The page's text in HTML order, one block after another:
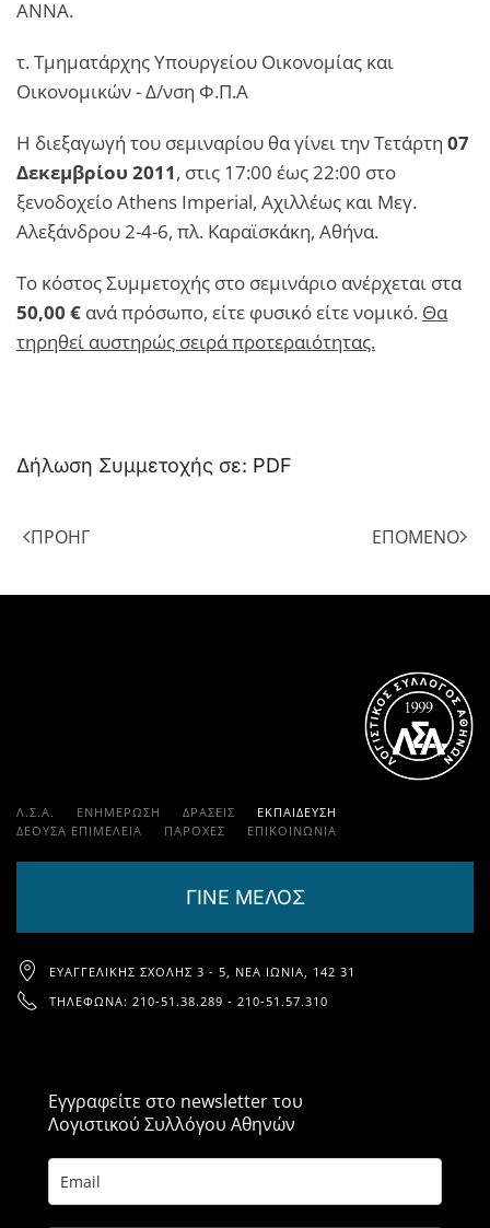
ΑΝΝΑ.
τ. Τμηματάρχης Υπουργείου Οικονομίας και
Οικονομικών - Δ/νση Φ.Π.Α
Η διεξαγωγή του σεμιναρίου θα γίνει την Τετάρτη 07
Δεκεμβρίου 2011, στις 17:00 έως 22:00 στο
ξενοδοχείο Athens Imperial, Αχιλλέως και Μεγ.
Αλεξάνδρου 2-4-6, πλ. Καραϊσκάκη, Αθήνα.
Το κόστος Συμμετοχής στο σεμινάριο ανέρχεται στα
50,00 € ανά πρόσωπο, είτε φυσικό είτε νομικό. Θα
τηρηθεί αυστηρώς σειρά προτεραιότητας.
Δήλωση Συμμετοχής σε: PDF
ΠΡΟΗΓ ΕΠΌΜΕΝΟ
Λ.Σ.Α. ΕΝΗΜΕΡΩΣΗ ΔΡΑΣΕΙΣ
ΕΚΠΑΊΔΕΥΣΗ
ΔΕΟΥΣΑ ΕΠΙΜΕΛΕΙΑ
ΠΑΡΟΧΈΣ ΕΠΙΚΟΙΝΩΝΊΑ
ΓΙΝΕ ΜΕΛΟΣ
ΕΥΑΓΓΕΛΙΚΉΣ ΣΧΟΛΉΣ 3 - 5, ΝΈΑ ΙΩΝΊΑ, 142 31
ΤΗΛΈΦΩΝΑ: 210-51.38.289 - 210-51.57.310
Εγγραφείτε στο newsletter του
Λογιστικού Συλλόγου Αθηνών